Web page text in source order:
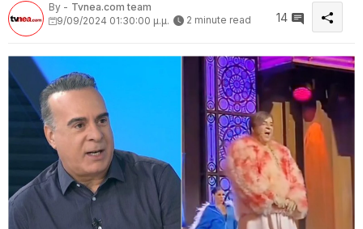
By - Tvnea.com team
9/09/2024 01:30:00 μ.μ.
2 minute read 14